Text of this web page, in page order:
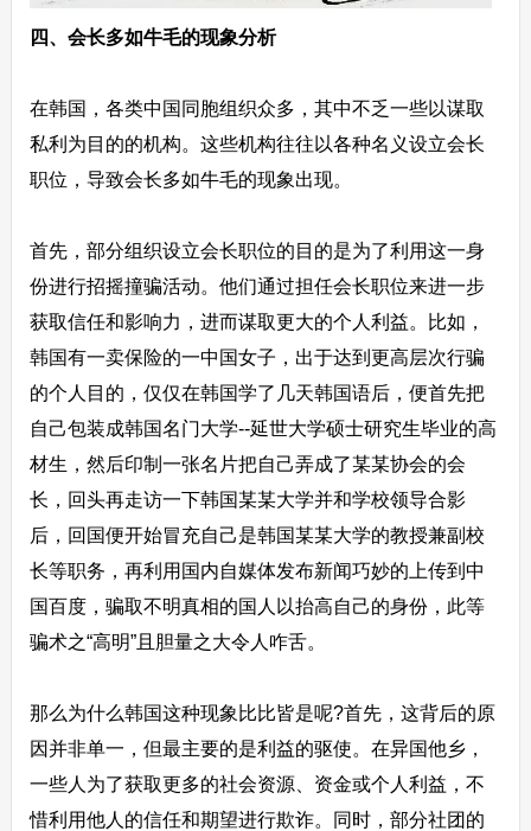
四、会长多如牛毛的现象分析
在韩国，各类中国同胞组织众多，其中不乏一些以谋取
私利为目的的机构。这些机构往往以各种名义设立会长
职位，导致会长多如牛毛的现象出现。
首先，部分组织设立会长职位的目的是为了利用这一身
份进行招摇撞骗活动。他们通过担任会长职位来进一步
获取信任和影响力，进而谋取更大的个人利益。比如，
韩国有一卖保险的一中国女子，出于达到更高层次行骗
的个人目的，仅仅在韩国学了几天韩国语后，便首先把
自己包装成韩国名门大学--延世大学硕士研究生毕业的高
材生，然后印制一张名片把自己弄成了某某协会的会
长，回头再走访一下韩国某某大学并和学校领导合影
后，回国便开始冒充自己是韩国某某大学的教授兼副校
长等职务，再利用国内自媒体发布新闻巧妙的上传到中
国百度，骗取不明真相的国人以抬高自己的身份，此等
骗术之“高明”且胆量之大令人咋舌。
那么为什么韩国这种现象比比皆是呢?首先，这背后的原
因并非单一，但最主要的是利益的驱使。在异国他乡，
一些人为了获取更多的社会资源、资金或个人利益，不
惜利用他人的信任和期望进行欺诈。同时，部分社团的